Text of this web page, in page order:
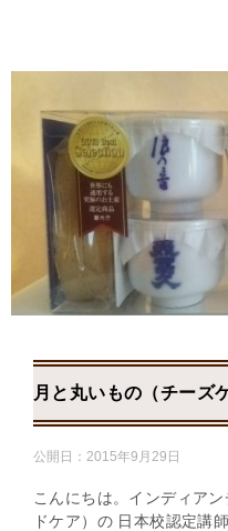
月と丸いもの（チーズ
公開日： 2015年9月29日
こんにちは。インディア
ドケア）の 日本校認定講